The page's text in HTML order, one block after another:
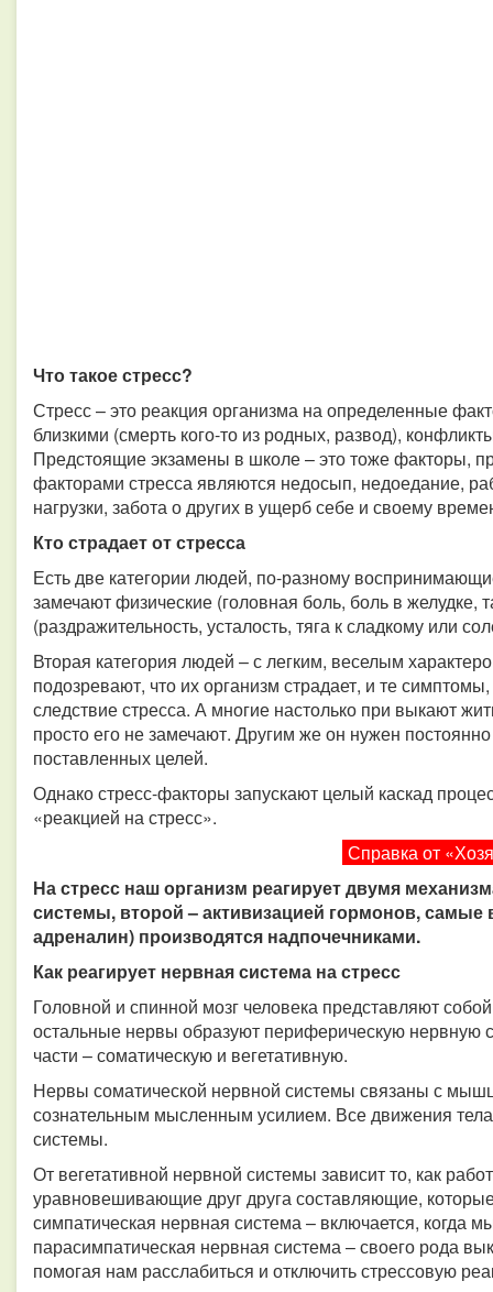
Что такое стресс?
Стресс – это реакция организма на определенные
близкими (смерть кого-то из родных, развод),
Предстоящие экзамены в школе – это тоже факторы,
факторами стресса являются недосып, недоедание,
нагрузки, забота о других в ущерб себе и своему
Кто страдает от стресса
Есть две категории людей, по-разному
замечают физические (головная боль, боль в желудке,
(раздражительность, усталость, тяга к сладкому или
Вторая категория людей – с легким, веселым
подозревают, что их организм страдает, и те
следствие стресса. А многие настолько при выкают
просто его не замечают. Другим же он нужен
поставленных целей.
Однако стресс-факторы запускают целый каскад
«реакцией на стресс».
Справка от
На стресс наш организм реагирует двумя
системы, второй – активизацией гормонов,
адреналин) производятся надпочечниками.
Как реагирует нервная система на стресс
Головной и спинной мозг человека представляют
остальные нервы образуют периферическую нервную
части – соматическую и вегетативную.
Нервы соматической нервной системы связаны с
сознательным мысленным усилием. Все движения
системы.
От вегетативной нервной системы зависит то, как
уравновешивающие друг друга составляющие,
симпатическая нервная система – включается, когда
парасимпатическая нервная система – своего рода
помогая нам расслабиться и отключить стрессовую